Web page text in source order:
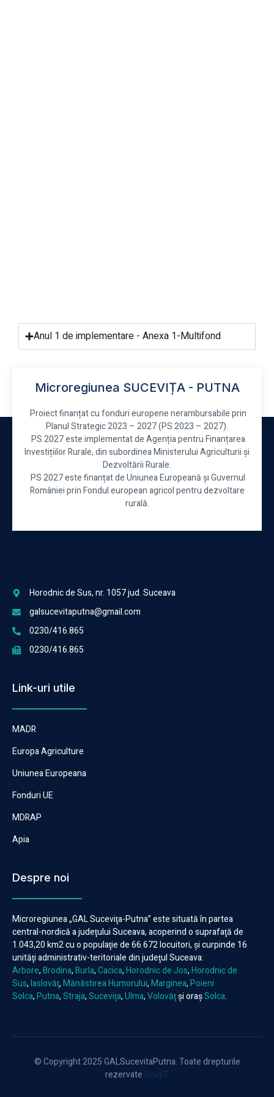
Anul 1 de implementare - Anexa 1-Multifond
Microregiunea SUCEVIȚA - PUTNA
Proiect finanțat cu fonduri europene nerambursabile prin
Planul Strategic 2023 – 2027 (PS 2023 – 2027).
PS 2027 este implementat de Agenția pentru Finanțarea
Investițiilor Rurale, din subordinea Ministerului Agriculturii și
Dezvoltării Rurale.
PS 2027 este finanțat de Uniunea Europeană și Guvernul
României prin Fondul european agricol pentru dezvoltare
rurală.
Horodnic de Sus, nr. 1057 jud. Suceava
galsucevitaputna@gmail.com
0230/416.865
0230/416.865
Link-uri utile
MADR
Europa Agriculture
Uniunea Europeana
Fonduri UE
MDRAP
Apia
Despre noi
Microregiunea „GAL Suceviţa-Putna” este situată în partea
central-nordică a judeţului Suceava, acoperind o suprafaţă de
1.043,20 km2 cu o populaţie de 66.672 locuitori, şi curpinde 16
unităţi administrativ-teritoriale din judeţul Suceava:
Arbore,Brodina,Burla,Cacica,Horodnic de Jos,Horodnic de
Sus,Iaslovăţ,Mănăstirea Humorului,Marginea,Poieni
Solca,Putna,Straja,Suceviţa,Ulma,Volovăţşi oraşSolca.
© Copyright 2025 GALSucevitaPutna. Toate drepturile
rezervate UniqIT